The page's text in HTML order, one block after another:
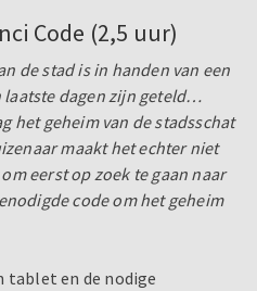
Code (2,5 uur)
de stad is in handen van een
laatste dagen zijn geteld…
het geheim van de stadsschat
maakt het echter niet
eerst op zoek te gaan naar
code om het geheim
tablet en de nodige